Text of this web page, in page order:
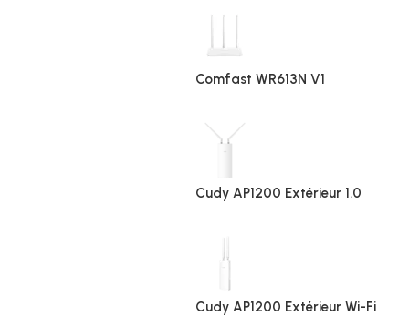
Comfast WR613N V1
Cudy AP1200 Extérieur 1.0
Cudy AP1200 Extérieur Wi-Fi